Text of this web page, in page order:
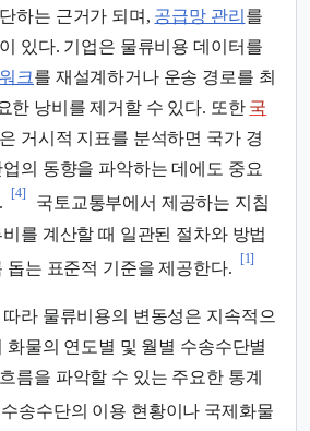
하는 근거가 되며, 공급망 관리 를
있다. 기업은 물류비용 데이터를
크를 재설계하거나 운송 경로를 최
한 낭비를 제거할 수 있다. 또한 국
거시적 지표를 분석하면 국가 경
의 동향을 파악하는 데에도 중요
[4]
국토교통부에서 제공하는 지침
를 계산할 때 일관된 절차와 방법
돕는 표준적 기준을 제공한다.
[1]
라 물류비용의 변동성은 지속적으
화물의 연도별 및 월별 수송수단별
름을 파악할 수 있는 주요한 통계
수송수단의 이용 현황이나 국제화물